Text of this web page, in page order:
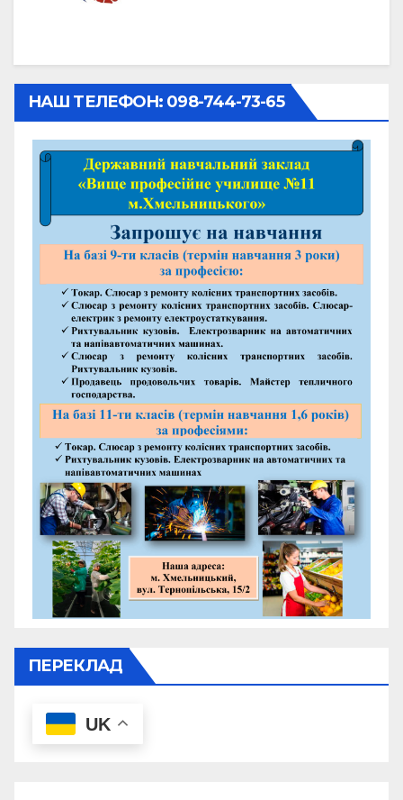
НАШ ТЕЛЕФОН: 098-744-73-65
ПЕРЕКЛАД
UK